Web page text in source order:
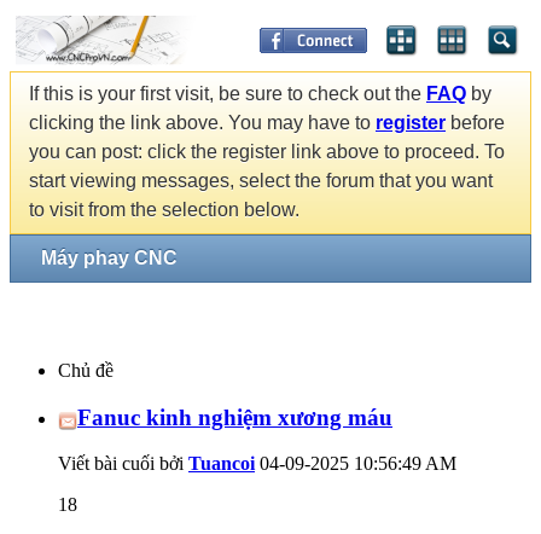
If this is your first visit, be sure to check out the FAQ by
clicking the link above. You may have to register before
you can post: click the register link above to proceed. To
start viewing messages, select the forum that you want
to visit from the selection below.
Máy phay CNC
Chủ đề
Fanuc kinh nghiệm xương máu
Viết bài cuối bởi Tuancoi 04-09-2025 10:56:49 AM
18